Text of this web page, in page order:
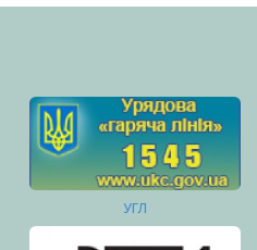
УГЛ